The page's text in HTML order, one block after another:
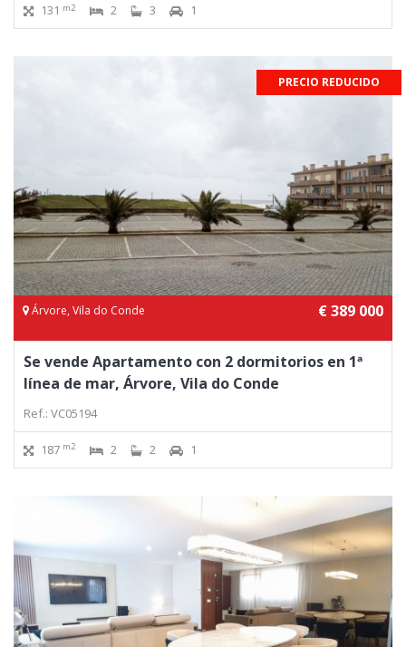
131 m2 2 3 1
PRECIO REDUCIDO
Árvore, Vila do Conde € 389 000
Se vende Apartamento con 2 dormitorios en 1ª
línea de mar, Árvore, Vila do Conde
Ref.: VC05194
187 m2 2 2 1